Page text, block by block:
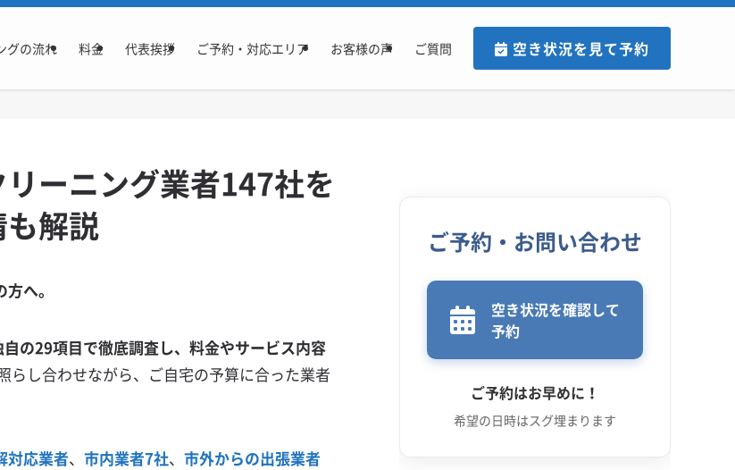
グの流れ 料金 代表挨拶 ご予約・対応エリア お客様の声 ご質問 空き状況を見て予約
ーニング業者147社を
解説
へ。
の29項目で徹底調査し、料金やサービス内容
らし合わせながら、ご自宅の予算に合った業者
対応業者、 市内業者7社、 市外からの出張業者
ご予約・お問い合わせ
空き状況を確認して
予約
ご予約はお早めに！
希望の日時はスグ埋まります